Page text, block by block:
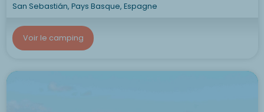
San Sebastián, Pays Basque, Espagne
Voir le camping